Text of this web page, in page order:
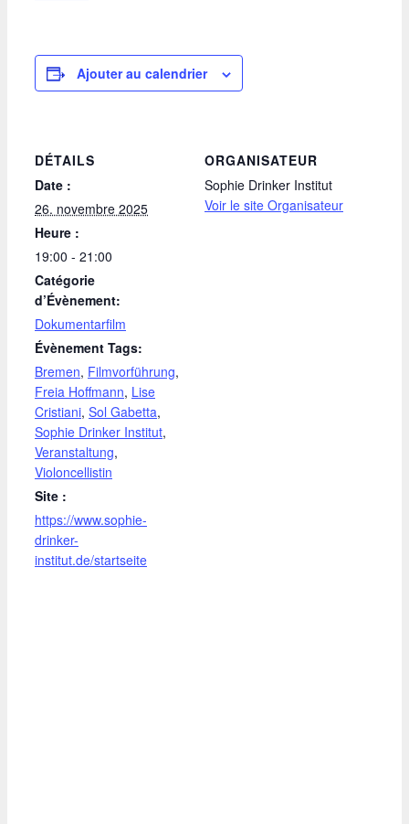
Ajouter au calendrier
DÉTAILS
Date :
26. novembre 2025
Heure :
19:00 - 21:00
Catégorie
d’Évènement:
Dokumentarfilm
Évènement Tags:
Bremen, Filmvorführung,
Freia Hoffmann, Lise
Cristiani, Sol Gabetta,
Sophie Drinker Institut,
Veranstaltung,
Violoncellistin
Site :
https://www.sophie-
drinker-
institut.de/startseite
ORGANISATEUR
Sophie Drinker Institut
Voir le site Organisateur